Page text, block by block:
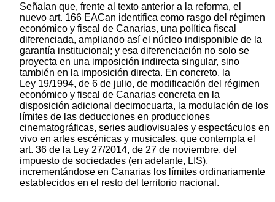
Señalan que, frente al texto anterior a la reforma, el
nuevo art. 166 EACan identifica como rasgo del régimen
económico y fiscal de Canarias, una política fiscal
diferenciada, ampliando así el núcleo indisponible de la
garantía institucional; y esa diferenciación no solo se
proyecta en una imposición indirecta singular, sino
también en la imposición directa. En concreto, la
Ley 19/1994, de 6 de julio, de modificación del régimen
económico y fiscal de Canarias concreta en la
disposición adicional decimocuarta, la modulación de los
límites de las deducciones en producciones
cinematográficas, series audiovisuales y espectáculos en
vivo en artes escénicas y musicales, que contempla el
art. 36 de la Ley 27/2014, de 27 de noviembre, del
impuesto de sociedades (en adelante, LIS),
incrementándose en Canarias los límites ordinariamente
establecidos en el resto del territorio nacional.